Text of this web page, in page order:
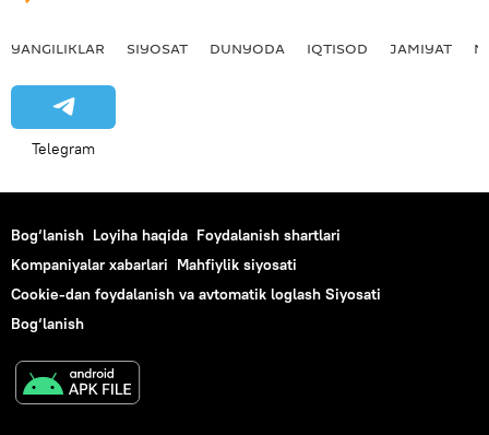
YANGILIKLAR SIYOSAT DUNYODA IQTISOD JAMIYAT
Telegram
Bog‘lanish Loyiha haqida Foydalanish shartlari
Kompaniyalar xabarlari Mahfiylik siyosati
Cookie-dan foydalanish va avtomatik loglash Siyosati
Bog‘lanish